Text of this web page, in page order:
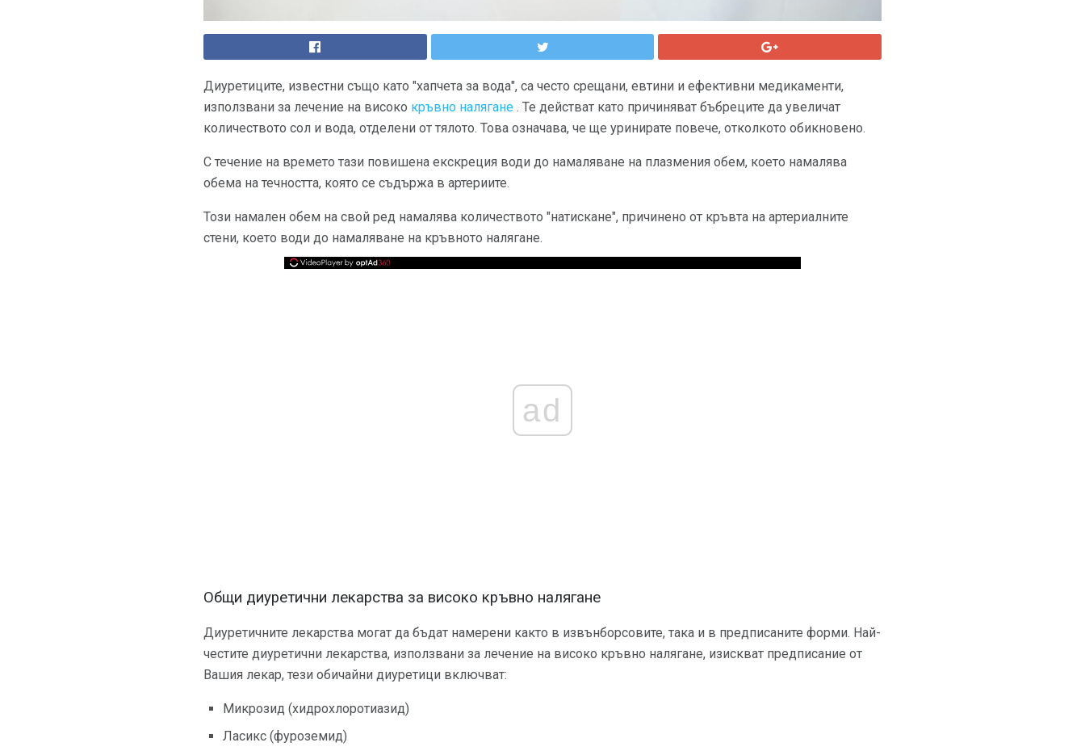
Диуретиците, известни също като "хапчета за вода", са често срещани, евтини и ефективни медикаменти,
използвани за лечение на високо кръвно налягане . Те действат като причиняват бъбреците да увеличат
количеството сол и вода, отделени от тялото. Това означава, че ще уринирате повече, отколкото обикновено.
С течение на времето тази повишена екскреция води до намаляване на плазмения обем, което намалява
обема на течността, която се съдържа в артериите.
Този намален обем на свой ред намалява количеството "натискане", причинено от кръвта на артериалните
стени, което води до намаляване на кръвното налягане.
ad
Общи диуретични лекарства за високо кръвно налягане
Диуретичните лекарства могат да бъдат намерени както в извънборсовите, така и в предписаните форми. Най-
честите диуретични лекарства, използвани за лечение на високо кръвно налягане, изискват предписание от
Вашия лекар, тези обичайни диуретици включват:
Микрозид (хидрохлоротиазид)
Ласикс (фуроземид)